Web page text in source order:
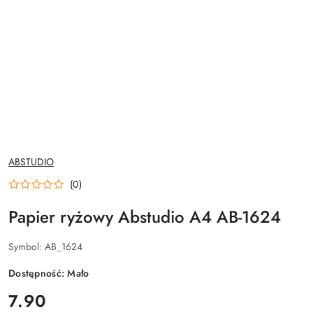
NAZWA
PRODUCENTA:
ABSTUDIO
(0)
Papier ryżowy Abstudio A4 AB-1624
Symbol: AB_1624
Dostępność:Mało
cena:
7.90